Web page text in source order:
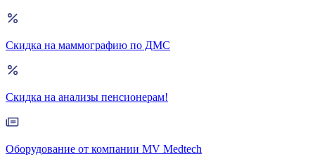
Скидка на маммографию по ДМС
Скидка на анализы пенсионерам!
Оборудование от компании MV Medtech